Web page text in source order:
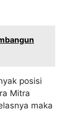
posisi
Mitra
maka